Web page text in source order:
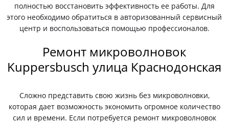
полностью восстановить эффективность ее работы. Для
этого необходимо обратиться в авторизованный сервисный
центр и воспользоваться помощью профессионалов.
Ремонт микроволновок
Kuppersbusch улица Краснодонская
Сложно представить свою жизнь без микроволновки,
которая дает возможность экономить огромное количество
сил и времени. Если потребуется ремонт микроволновок